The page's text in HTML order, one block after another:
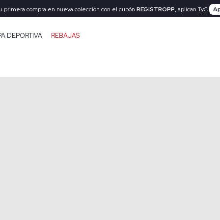
primera compra en nueva colección con el cupón REGISTROPP, aplican TyC
DEPORTIVA REBAJAS